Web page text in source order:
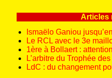
Articles
Ismaëlo Ganiou
Le RCL avec le 3e
1ère à Bollaert :
L’arbitre du Trophée
LdC : du changement